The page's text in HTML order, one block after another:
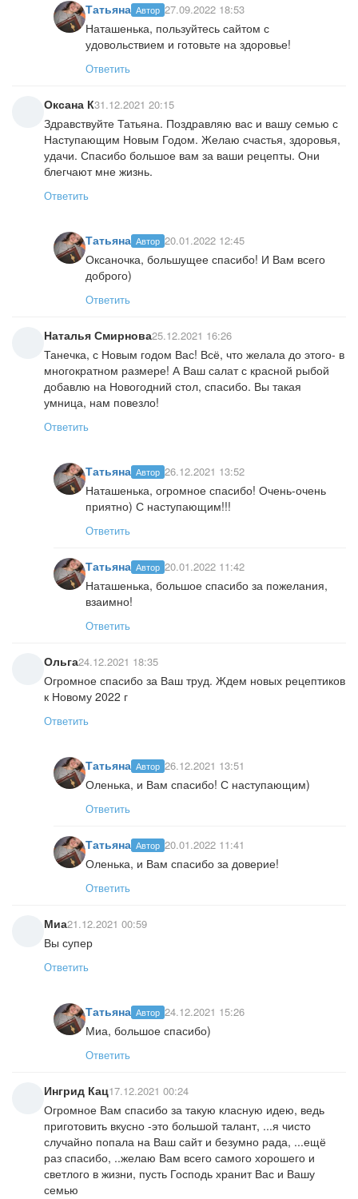
Татьяна Автор 27.09.2022 18:53
Наташенька, пользуйтесь сайтом с
удовольствием и готовьте на здоровье!
Ответить
Оксана К31.12.2021 20:15
Здравствуйте Татьяна. Поздравляю вас и вашу семью с
Наступающим Новым Годом. Желаю счастья, здоровья,
удачи. Спасибо большое вам за ваши рецепты. Они
блегчают мне жизнь.
Ответить
Татьяна Автор 20.01.2022 12:45
Оксаночка, большущее спасибо! И Вам всего
доброго)
Ответить
Наталья Смирнова25.12.2021 16:26
Танечка, с Новым годом Вас! Всё, что желала до этого- в
многократном размере! А Ваш салат с красной рыбой
добавлю на Новогодний стол, спасибо. Вы такая
умница, нам повезло!
Ответить
Татьяна Автор 26.12.2021 13:52
Наташенька, огромное спасибо! Очень-очень
приятно) С наступающим!!!
Ответить
Татьяна Автор 20.01.2022 11:42
Наташенька, большое спасибо за пожелания,
взаимно!
Ответить
Ольга24.12.2021 18:35
Огромное спасибо за Ваш труд. Ждем новых рецептиков
к Новому 2022 г
Ответить
Татьяна Автор 26.12.2021 13:51
Оленька, и Вам спасибо! С наступающим)
Ответить
Татьяна Автор 20.01.2022 11:41
Оленька, и Вам спасибо за доверие!
Ответить
Миа21.12.2021 00:59
Вы супер
Ответить
Татьяна Автор 24.12.2021 15:26
Миа, большое спасибо)
Ответить
Ингрид Кац17.12.2021 00:24
Огромное Вам спасибо за такую класную идею, ведь
приготовить вкусно -это большой талант, ...я чисто
случайно попала на Ваш сайт и безумно рада, ...ещё
раз спасибо, ..желаю Вам всего самого хорошего и
светлого в жизни, пусть Господь хранит Вас и Вашу
семью